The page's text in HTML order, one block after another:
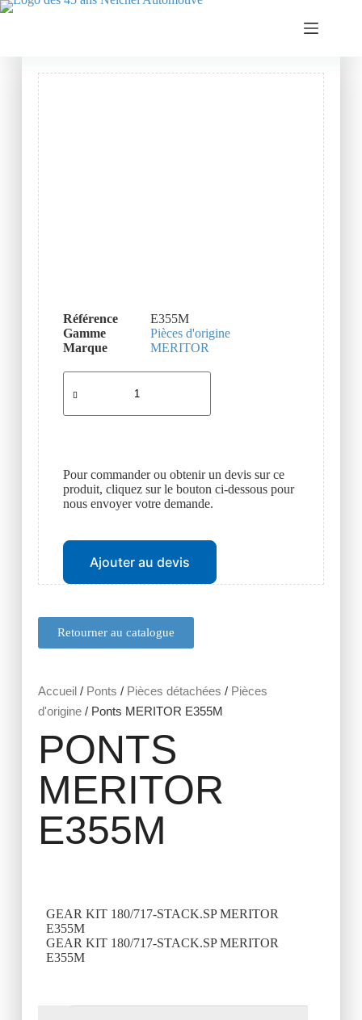
Retourner au catalogue
Accueil/ Ponts / Pièces détachées / Pièces
d'origine/ Ponts MERITOR E355M
PONTS
MERITOR
E355M
GEAR KIT 180/717-STACK.SP MERITOR
E355M
GEAR KIT 180/717-STACK.SP MERITOR
E355M
Référence
E355M
Gamme
Pièces d'origine
Marque
MERITOR
Pour commander ou obtenir un devis sur ce
produit, cliquez sur le bouton ci-dessous pour
nous envoyer votre demande.
Ajouter au devis